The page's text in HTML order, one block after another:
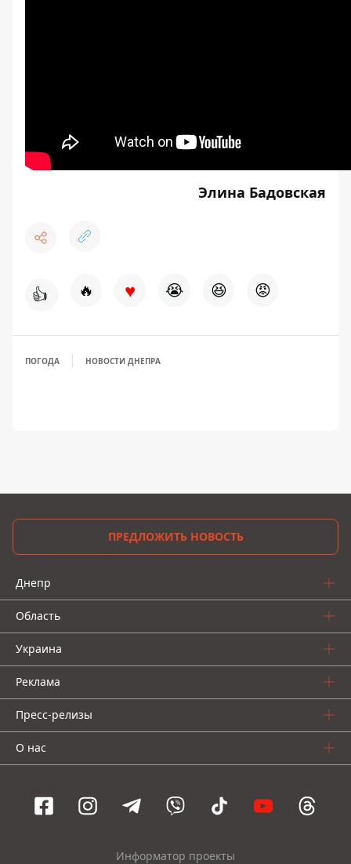
Элина Бадовская
👍 🔥 ♥ 😭 😆 😡
ПОГОДА НОВОСТИ ДНЕПРА
ПРЕДЛОЖИТЬ НОВОСТЬ
Днепр
Область
Украина
Реклама
Пресс-релизы
О нас
Информатор проекты